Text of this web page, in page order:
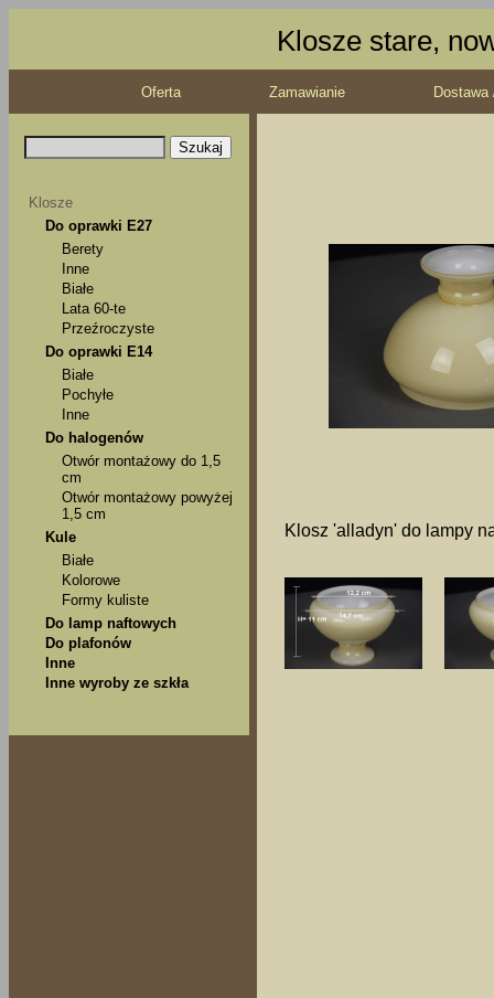
Klosze stare,
Oferta Zamawianie
Klosze
Do oprawki E27
Berety
Inne
Białe
Lata 60-te
Przeźroczyste
Do oprawki E14
Białe
Pochyłe
Inne
Do halogenów
Otwór montażowy do 1,5
cm
Otwór montażowy powyżej
1,5 cm
Kule
Białe
Kolorowe
Formy kuliste
Do lamp naftowych
Do plafonów
Inne
Inne wyroby ze szkła
Klosz 'alladyn' do lampy